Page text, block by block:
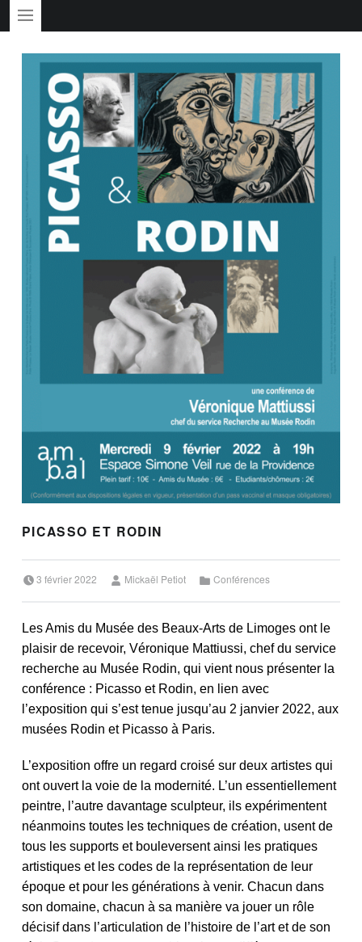
PICASSO ET RODIN
3 février 2022 Mickaël Petiot Conférences
Les Amis du Musée des Beaux-Arts de Limoges ont le
plaisir de recevoir, Véronique Mattiussi, chef du service
recherche au Musée Rodin, qui vient nous présenter la
conférence : Picasso et Rodin, en lien avec
l’exposition qui s’est tenue jusqu’au 2 janvier 2022, aux
musées Rodin et Picasso à Paris.
L’exposition offre un regard croisé sur deux artistes qui
ont ouvert la voie de la modernité. L’un essentiellement
peintre, l’autre davantage sculpteur, ils expérimentent
néanmoins toutes les techniques de création, usent de
tous les supports et bouleversent ainsi les pratiques
artistiques et les codes de la représentation de leur
époque et pour les générations à venir. Chacun dans
son domaine, chacun à sa manière va jouer un rôle
décisif dans l’articulation de l’histoire de l’art et de son